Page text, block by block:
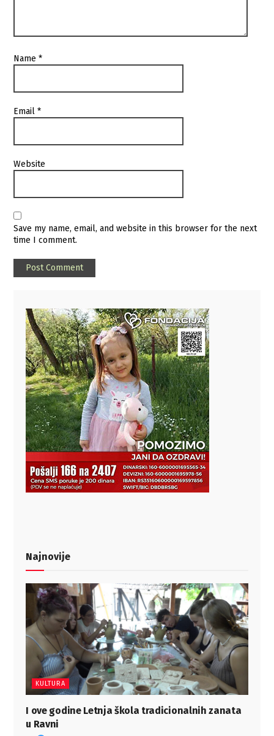
Name*
Email*
Website
Save my name, email, and website in this browser for the next
time I comment.
Najnovije
KULTURA
I ove godine Letnja škola tradicionalnih zanata
u Ravni